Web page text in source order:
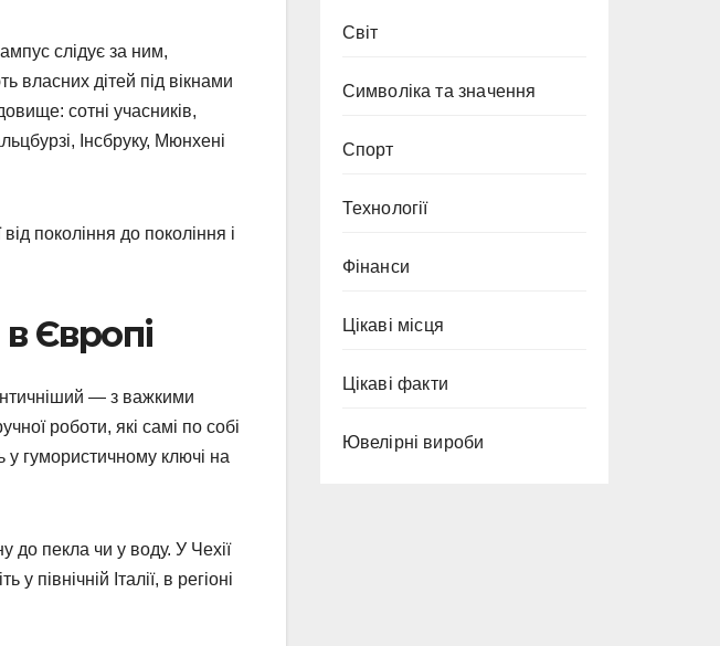
слідує за ним,
власних дітей під вікнами
сотні учасників,
Інсбруку, Мюнхені
покоління до покоління і
Європі
— з важкими
роботи, які самі по собі
гумористичному ключі на
до пекла чи у воду. У Чехії
північній Італії, в регіоні
Світ
Символіка та значення
Спорт
Технології
Фінанси
Цікаві місця
Цікаві факти
Ювелірні вироби